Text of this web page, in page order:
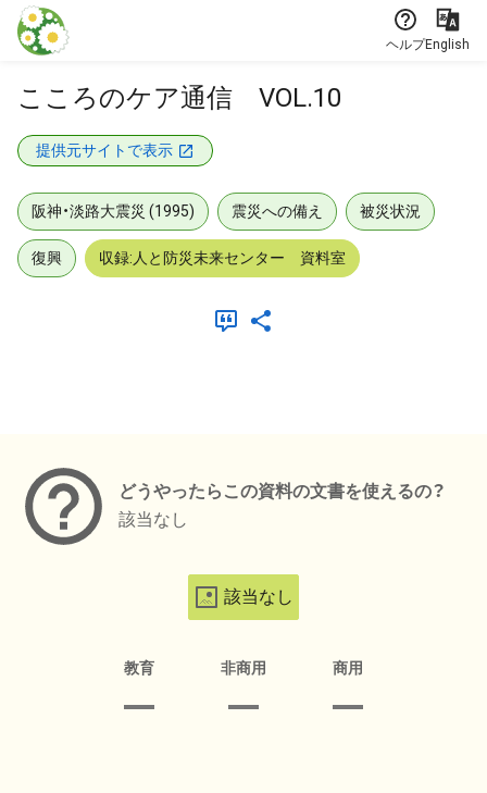
本文に飛ぶ
ヘルプEnglish
こころのケア通信 VOL.10
提供元サイトで表示
阪神・淡路大震災 (1995) 震災への備え 被災状況
復興 収録:人と防災未来センター 資料室
どうやったらこの資料の文書を使えるの？
該当なし
該当なし
教育 非商用 商用